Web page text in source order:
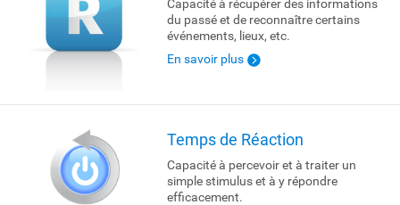
Capacité à récupérer des informations
du passé et de reconnaître certains
événements, lieux, etc.
En savoir plus
Temps de Réaction
Capacité à percevoir et à traiter un
simple stimulus et à y répondre
efficacement.